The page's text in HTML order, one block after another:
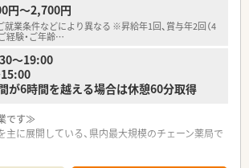
円～2,700円
就業条件などにより異なる ※昇給年1回、賞与年2回（4
経験・ご年齢…
～19:00
が6時間を越える場合は休憩60分取得
です≫
に展開している、県内最大規模のチェーン薬局で